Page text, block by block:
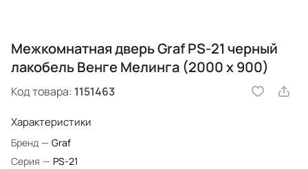
Межкомнатная дверь Graf PS-21 черный
лакобель Венге Мелинга (2000 х 900)
Код товара: 1151463
Характеристики
Бренд — Graf
Серия — PS-21